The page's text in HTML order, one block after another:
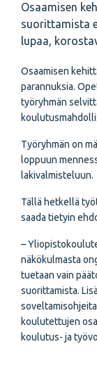
Osaamisen
suorittamista
lupaa,
Osaamisen
parannuksia.
työryhmän
Työryhmän on
loppuun
lakivalmisteluun.
Tällä hetkellä
saada tietyin
–
näkökulmasta
tuetaan vain
suorittamista.
koulutettujen
koulutus- ja